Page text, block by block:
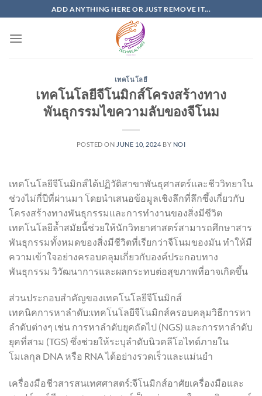
to
content
ADD ANYTHING HERE OR JUST REMOVE IT...
เทคโนโลยี
เทคโนโลยีจีโนมิกส์โครงสร้างทาง
พันธุกรรมไขความลับของจีโนม
POSTED ON JUNE 10, 2024 BY NOI
เทคโนโลยีจีโนมิกส์ได้ปฏิวัติสาขาพันธุศาสตร์และชีววิทยาใน
ช่วงไม่กี่ปีที่ผ่านมา โดยนำเสนอข้อมูลเชิงลึกที่ลึกซึ้งเกี่ยวกับ
โครงสร้างทางพันธุกรรมและการทำงานของสิ่งมีชีวิต
เทคโนโลยีล้ำสมัยนี้ช่วยให้นักวิทยาศาสตร์สามารถศึกษาสาร
พันธุกรรมทั้งหมดของสิ่งมีชีวิตที่เรียกว่าจีโนมของมัน ทำให้มี
ความเข้าใจอย่างครอบคลุมเกี่ยวกับองค์ประกอบทาง
พันธุกรรม วิวัฒนาการและผลกระทบต่อสุขภาพที่อาจเกิดขึ้น
ส่วนประกอบสำคัญของเทคโนโลยีจีโนมิกส์
เทคนิคการหาลำดับ:เทคโนโลยีจีโนมิกส์ครอบคลุมวิธีการหา
ลำดับต่างๆ เช่น การหาลำดับยุคถัดไป (NGS) และการหาลำดับ
ยุคที่สาม (TGS) ซึ่งช่วยให้ระบุลำดับนิวคลีโอไทด์ภายใน
โมเลกุล DNA หรือ RNA ได้อย่างรวดเร็วและแม่นยำ
เครื่องมือชีวสารสนเทศศาสตร์:จีโนมิกส์อาศัยเครื่องมือและ